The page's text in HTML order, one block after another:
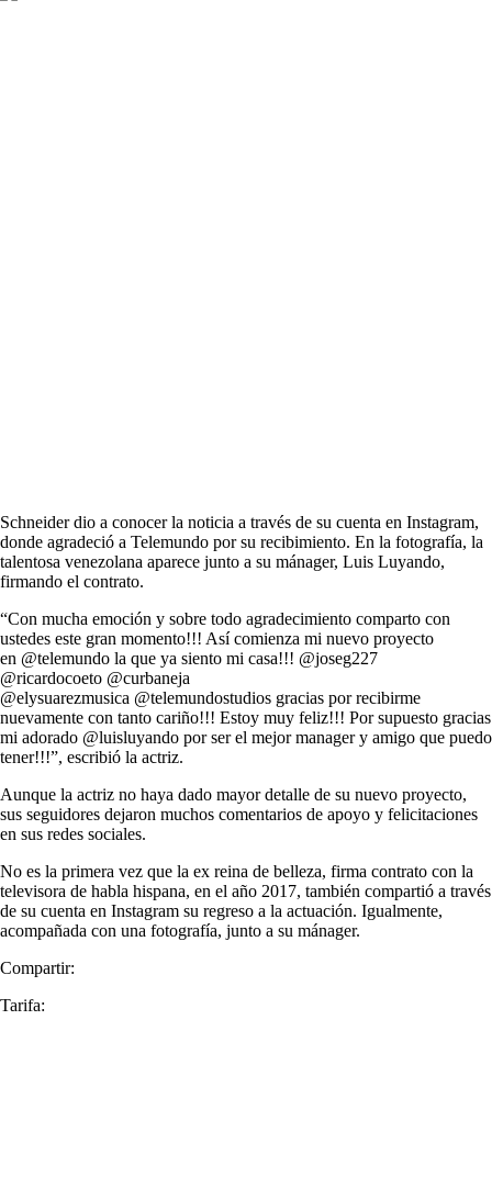
Schneider dio a conocer la noticia a través de su cuenta en Instagram,
donde agradeció a Telemundo por su recibimiento. En la fotografía, la
talentosa venezolana aparece junto a su mánager, Luis Luyando,
firmando el contrato.
“Con mucha emoción y sobre todo agradecimiento comparto con
ustedes este gran momento!!! Así comienza mi nuevo proyecto
en @telemundo la que ya siento mi casa!!! @joseg227
@ricardocoeto @curbaneja
@elysuarezmusica @telemundostudios gracias por recibirme
nuevamente con tanto cariño!!! Estoy muy feliz!!! Por supuesto gracias
mi adorado @luisluyando por ser el mejor manager y amigo que puedo
tener!!!”, escribió la actriz.
Aunque la actriz no haya dado mayor detalle de su nuevo proyecto,
sus seguidores dejaron muchos comentarios de apoyo y felicitaciones
en sus redes sociales.
No es la primera vez que la ex reina de belleza, firma contrato con la
televisora de habla hispana, en el año 2017, también compartió a través
de su cuenta en Instagram su regreso a la actuación. Igualmente,
acompañada con una fotografía, junto a su mánager.
Compartir:
Tarifa: